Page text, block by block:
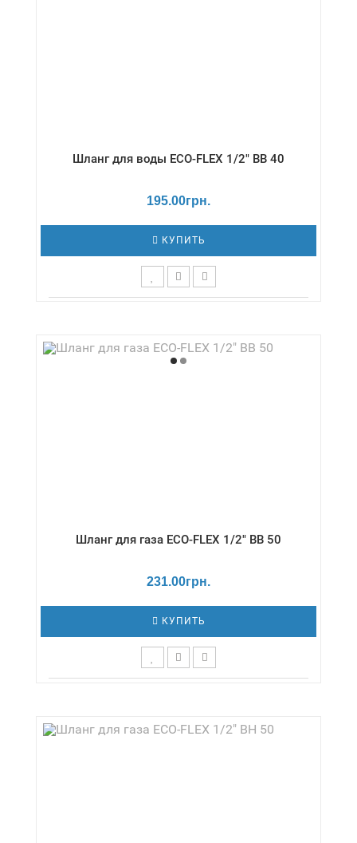
Шланг для воды ECO-FLEX 1/2" ВВ 40
195.00грн.
КУПИТЬ
+130 °С / Серия - Вода/стандарт
Шланг для газа ECO-FLEX 1/2" ВВ 50
231.00грн.
КУПИТЬ
+80 °С / Серия - Газ/стандарт